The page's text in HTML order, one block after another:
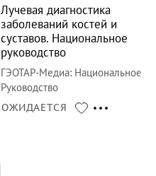
Лучевая диагностика
заболеваний костей и
суставов. Национальное
руководство
ГЭОТАР-Медиа: Национальное
Руководство
ОЖИДАЕТСЯ